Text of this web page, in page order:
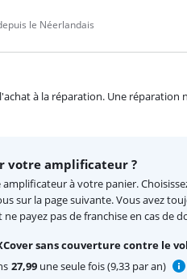
le Néerlandais
à la réparation. Une réparation
votre amplificateur ?
à votre panier.
sur la page suivante. Vous avez
payez pas de franchise en cas de
sans couverture contre le vol
27,99une seule fois (9,33 par an)